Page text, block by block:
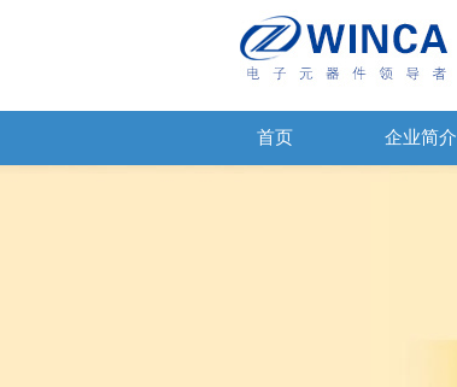
首页 企业简介